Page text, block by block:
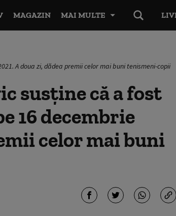
MAGAZIN MAI MULTE
A doua zi, dădea premii celor mai buni tenismeni-copii
susține că a fost
16 decembrie
celor mai buni